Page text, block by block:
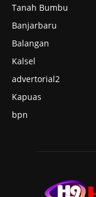
Tanah Bumbu
Banjarbaru
Balangan
Kalsel
advertorial2
Kapuas
bpn